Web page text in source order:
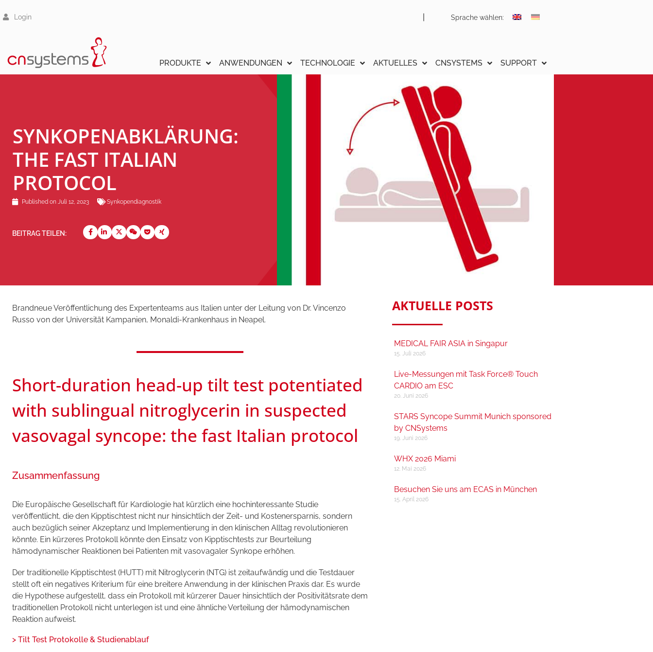
Login Sprache wählen:
PRODUKTE ANWENDUNGEN TECHNOLOGIE AKTUELLES CNSYSTEMS SUPPORT
SYNKOPENABKLÄRUNG:
THE FAST ITALIAN
PROTOCOL
Published on Juli 12, 2023 Synkopendiagnostik
BEITRAG TEILEN:
Brandneue Veröffentlichung des Expertenteams aus Italien unter der Leitung von Dr. Vincenzo
Russo von der Universität Kampanien, Monaldi-Krankenhaus in Neapel.
Short-duration head-up tilt test potentiated
with sublingual nitroglycerin in suspected
vasovagal syncope: the fast Italian protocol
Zusammenfassung
Die Europäische Gesellschaft für Kardiologie hat kürzlich eine hochinteressante Studie
veröffentlicht, die den Kipptischtest nicht nur hinsichtlich der Zeit- und Kostenersparnis, sondern
auch bezüglich seiner Akzeptanz und Implementierung in den klinischen Alltag revolutionieren
könnte. Ein kürzeres Protokoll könnte den Einsatz von Kipptischtests zur Beurteilung
hämodynamischer Reaktionen bei Patienten mit vasovagaler Synkope erhöhen.
Der traditionelle Kipptischtest (HUTT) mit Nitroglycerin (NTG) ist zeitaufwändig und die Testdauer
stellt oft ein negatives Kriterium für eine breitere Anwendung in der klinischen Praxis dar. Es wurde
die Hypothese aufgestellt, dass ein Protokoll mit kürzerer Dauer hinsichtlich der Positivitätsrate dem
traditionellen Protokoll nicht unterlegen ist und eine ähnliche Verteilung der hämodynamischen
Reaktion aufweist.
> Tilt Test Protokolle & Studienablauf
AKTUELLE POSTS
MEDICAL FAIR ASIA in Singapur
15. Juli 2026
Live-Messungen mit Task Force® Touch
CARDIO am ESC
20. Juni 2026
STARS Syncope Summit Munich sponsored
by CNSystems
19. Juni 2026
WHX 2026 Miami
12. Mai 2026
Besuchen Sie uns am ECAS in München
15. April 2026